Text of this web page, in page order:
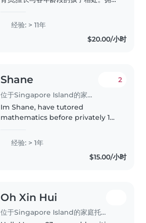
擅长绘画、手工制作和游戏互动,并能协
助作业辅导。我是三个孩子的母亲,深谙
育儿之道。持有驾驶执 照,可前往您家
经验: > 11年
$20.00/小时
Shane
位于Singapore Island的家庭托育员
2
Im Shane, have tutored
mathematics before privately 1
to those who need more time to
经验: > 1年
$15.00/小时
Oh Xin Hui
位于Singapore Island的家庭托育员